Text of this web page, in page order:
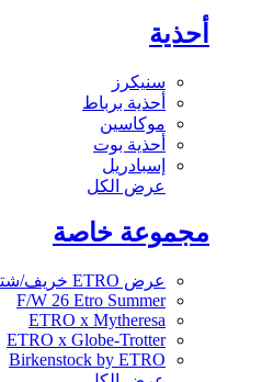
أحذية
سنيكرز
أحذية برباط
موكاسين
أحذية بوت
إسبادريل
عرض الكل
مجموعة خاصة
عرض ETRO خريف/شتاء 2026
F/W 26 Etro Summer
ETRO x Mytheresa
ETRO x Globe-Trotter
Birkenstock by ETRO